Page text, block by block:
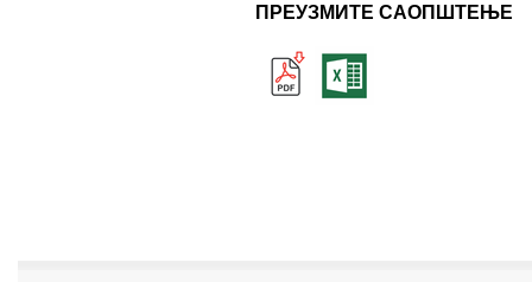
ПРЕУЗМИТЕ САОПШТЕЊЕ